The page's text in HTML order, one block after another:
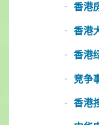
香港
香港
香港
竞争
香港